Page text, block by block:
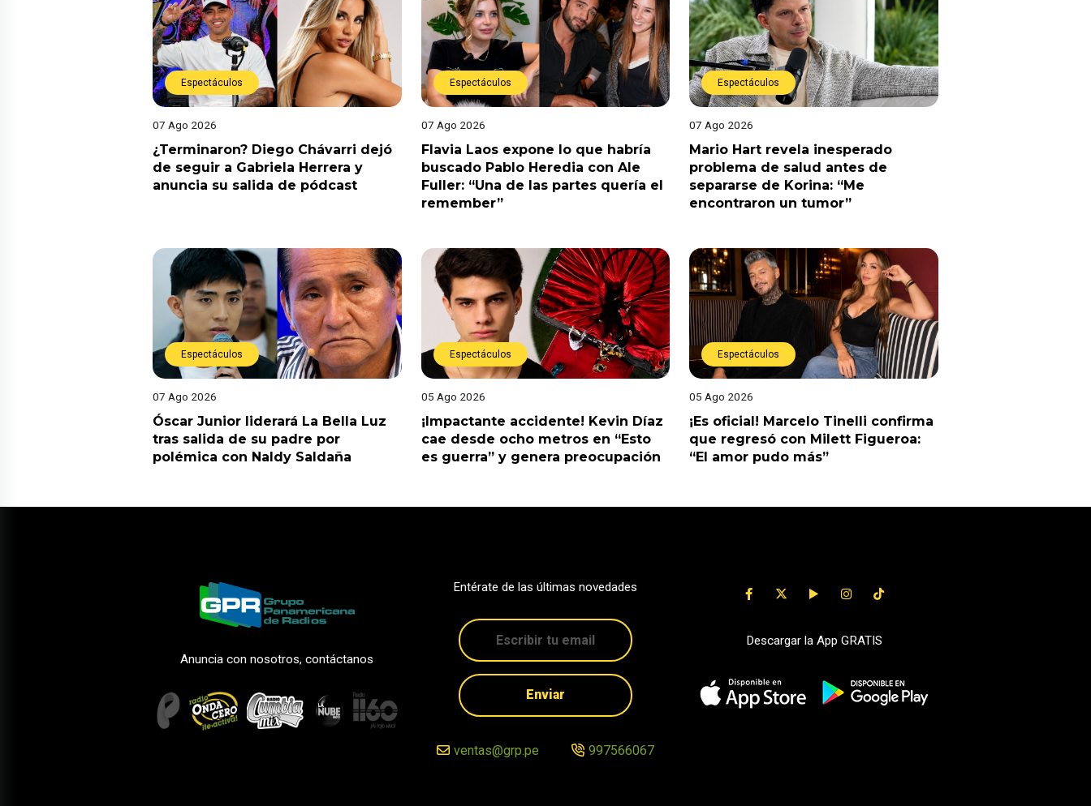
Espectáculos
07 Ago 2026
¿Terminaron? Diego Chávarri dejó
de seguir a Gabriela Herrera y
anuncia su salida de pódcast
Espectáculos
07 Ago 2026
Flavia Laos expone lo que habría
buscado Pablo Heredia con Ale
Fuller: “Una de las partes quería el
remember”
Espectáculos
07 Ago 2026
Mario Hart revela inesperado
problema de salud antes de
separarse de Korina: “Me
encontraron un tumor”
Espectáculos
07 Ago 2026
Óscar Junior liderará La Bella Luz
tras salida de su padre por
polémica con Naldy Saldaña
Espectáculos
05 Ago 2026
¡Impactante accidente! Kevin Díaz
cae desde ocho metros en “Esto
es guerra” y genera preocupación
Espectáculos
05 Ago 2026
¡Es oficial! Marcelo Tinelli confirma
que regresó con Milett Figueroa:
“El amor pudo más”
Anuncia con nosotros, contáctanos
Entérate de las últimas novedades
Enviar
ventas@grp.pe 997566067
Descargar la App GRATIS